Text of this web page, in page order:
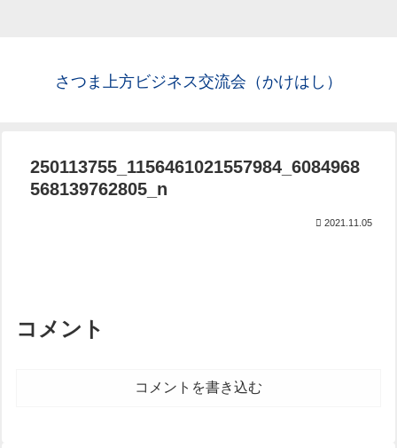
さつま上方ビジネス交流会（かけはし）
250113755_1156461021557984_6084968
568139762805_n
2021.11.05
コメント
コメントを書き込む